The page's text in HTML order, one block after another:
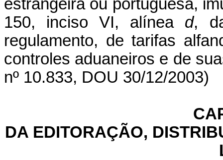
estrangeira ou portuguesa,
150, inciso VI, alínea d,
regulamento, de tarifas
controles aduaneiros e de
nº 10.833, DOU 30/12/2003)
DA EDITORAÇÃO,